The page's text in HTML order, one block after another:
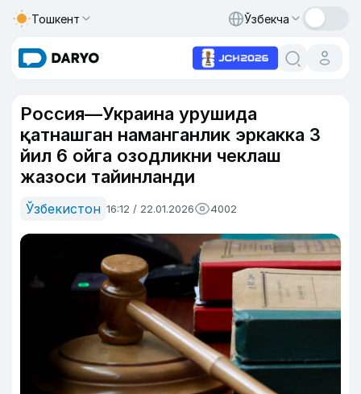
Тошкент Ўзбекча
Россия—Украина урушида
қатнашган наманганлик эркакка 3
йил 6 ойга озодликни чеклаш
жазоси тайинланди
Ўзбекистон 16:12 / 22.01.2026 4002